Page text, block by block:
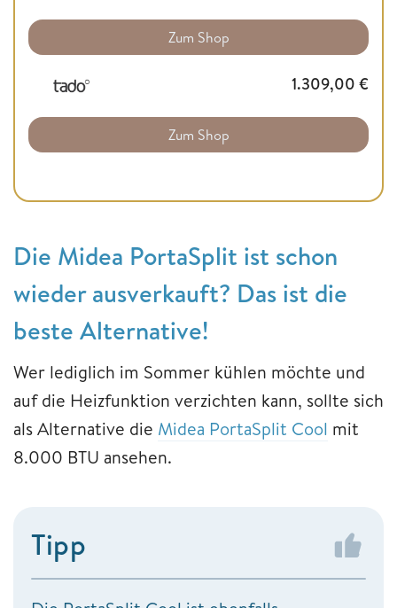
Zum Shop
1.309,00 €
Zum Shop
Die Midea PortaSplit ist schon
wieder ausverkauft? Das ist die
beste Alternative!
Wer lediglich im Sommer kühlen möchte und
auf die Heizfunktion verzichten kann, sollte sich
als Alternative die Midea PortaSplit Cool mit
8.000 BTU ansehen.
Tipp